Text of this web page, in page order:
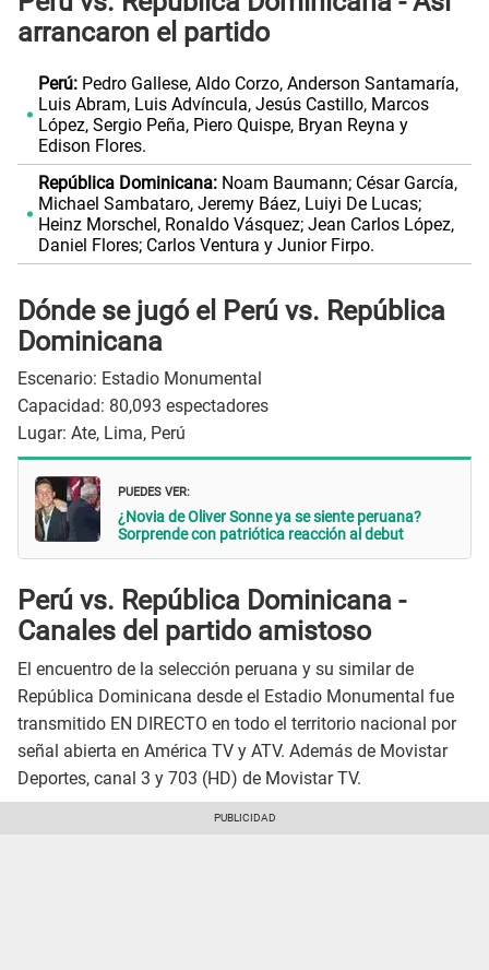
arrancaron el partido
Perú: Pedro Gallese, Aldo Corzo, Anderson Santamaría,
Luis Abram, Luis Advíncula, Jesús Castillo, Marcos
López, Sergio Peña, Piero Quispe, Bryan Reyna y
Edison Flores.
República Dominicana:Noam Baumann; César García,
Michael Sambataro, Jeremy Báez, Luiyi De Lucas;
Heinz Morschel, Ronaldo Vásquez; Jean Carlos López,
Daniel Flores; Carlos Ventura y Junior Firpo.
Dónde se jugó el Perú vs. República
Dominicana
Escenario: Estadio Monumental
Capacidad: 80,093 espectadores
Lugar: Ate, Lima, Perú
PUEDES VER:
¿Novia de Oliver Sonne ya se siente peruana?
Sorprende con patriótica reacción al debut
Perú vs. República Dominicana -
Canales del partido amistoso
El encuentro de la selección peruana y su similar de
República Dominicana desde el Estadio Monumental fue
transmitido EN DIRECTO en todo el territorio nacional por
señal abierta en América TV y ATV. Además de Movistar
Deportes, canal 3 y 703 (HD) de Movistar TV.